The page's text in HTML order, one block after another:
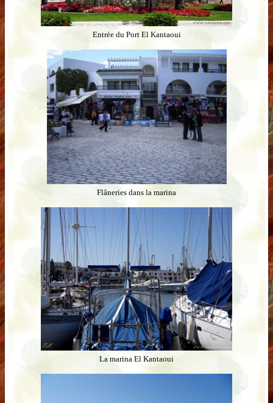
Entrée du Port El Kantaoui
Flâneries dans la marina
La marina El Kantaoui